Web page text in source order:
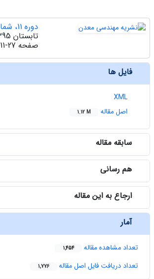
دوره 11، شماره 31
تابستان 1395
صفحه 11-27
فایل ها
XML
اصل مقاله
1.12 M
سابقه مقاله
هم رسانی
ارجاع به این مقاله
آمار
تعداد مشاهده مقاله 1,454
تعداد دریافت فایل اصل مقاله 1,776